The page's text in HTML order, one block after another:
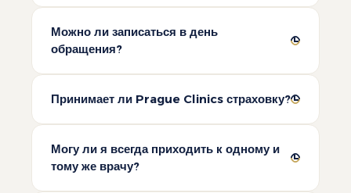
Можно ли записаться в день
обращения?
Принимает ли Prague Clinics страховку?
Могу ли я всегда приходить к одному и
тому же врачу?